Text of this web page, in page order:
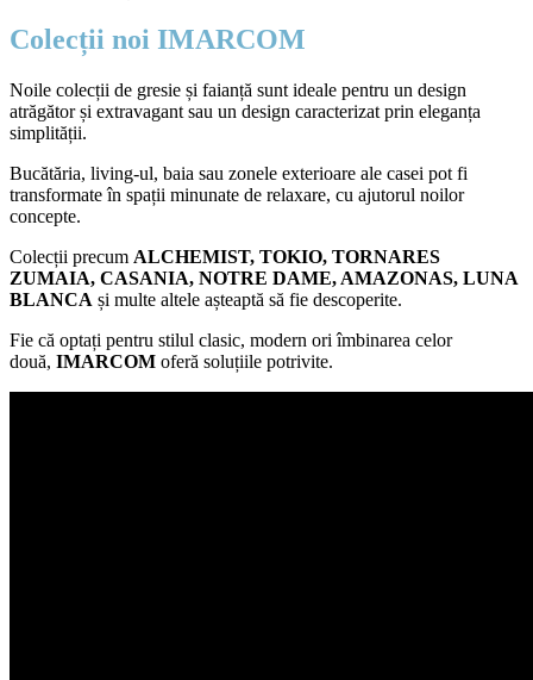
Colecții noi IMARCOM
Noile colecții de gresie și faianță sunt ideale pentru un design
atrăgător și extravagant sau un design caracterizat prin eleganța
simplității.
Bucătăria, living-ul, baia sau zonele exterioare ale casei pot fi
transformate în spații minunate de relaxare, cu ajutorul noilor
concepte.
Colecții precum ALCHEMIST, TOKIO, TORNARES
ZUMAIA, CASANIA, NOTRE DAME, AMAZONAS, LUNA
BLANCA și multe altele așteaptă să fie descoperite.
Fie că optați pentru stilul clasic, modern ori îmbinarea celor
două, IMARCOM oferă soluțiile potrivite.